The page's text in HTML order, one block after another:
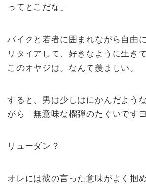
ってとこだな」
バイクと若者に囲まれながら自由
リタイアして、好きなように生き
このオヤジは。なんて羨ましい。
すると、男は少しはにかんだよう
がら「無意味な榴弾のたぐいです
リューダン？
オレには彼の言った意味がよく掴